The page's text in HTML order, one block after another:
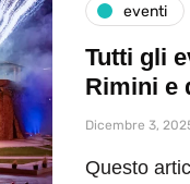
eventi
Tutti gli
Rimini e
Dicembre 3,
Questo